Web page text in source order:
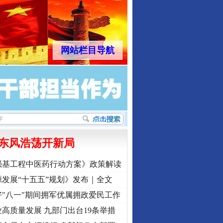
网站栏目导航
风浩荡开新局
工程中医药行动方案》政策解读
展“十五五”规划》发布｜全文
八一"期间拥军优属拥政爱民工作
质量发展 九部门出台19条举措